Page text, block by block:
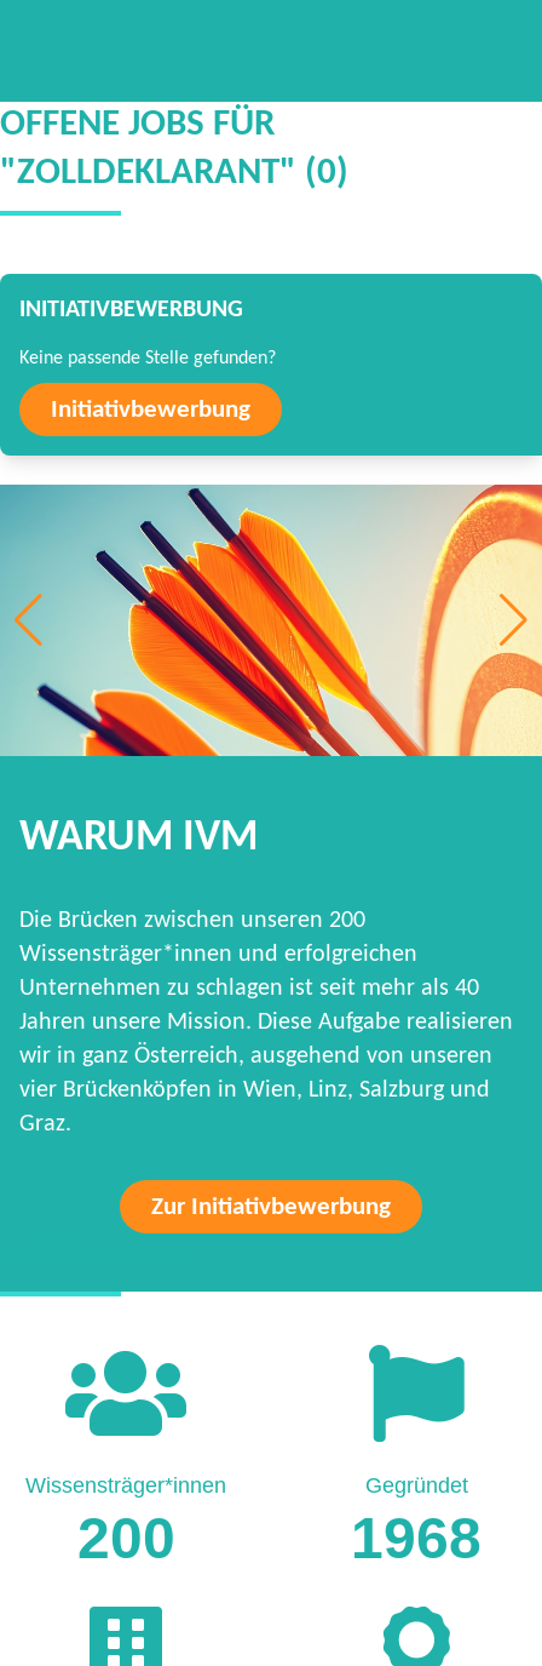
OFFENE JOBS FÜR
"ZOLLDEKLARANT" (0)
INITIATIVBEWERBUNG
Keine passende Stelle gefunden?
Initiativbewerbung
WARUM IVM
Die Brücken zwischen unseren 200
Wissensträger*innen und erfolgreichen
Unternehmen zu schlagen ist seit mehr als 40
Jahren unsere Mission. Diese Aufgabe realisieren
wir in ganz Österreich, ausgehend von unseren
vier Brückenköpfen in Wien, Linz, Salzburg und
Graz.
Zur Initiativbewerbung
200
Wissensträger*innen
1968
Gegründet